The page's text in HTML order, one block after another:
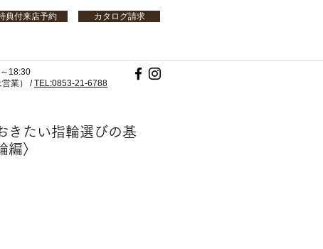
典付来店予約 カタログ請求
18:30
営業） /TEL:0853-21-6788
きたい指輪選びの基
編〉